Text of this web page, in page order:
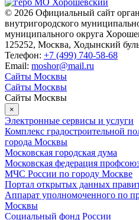
© 2026 Официальный сайт
внутригородского
муниципального округа
125252, Москва, Ходынский
Телефон: +7 (499) 740-58-68
Email: moshor@mail.ru
Сайты Москвы
Сайты Москвы
Сайты Москвы
×
Электронные сервисы и услуги
Комплекс градостроительной
города Москвы
Московская городская дума
Московская федерация
МЧС России по городу Москве
Портал открытых данных
Аппарат уполномоченного по
Москвы
Социальный фонд России